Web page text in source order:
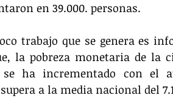
en 39.000. personas.
trabajo que se genera es
la pobreza monetaria de la
ha incrementado con el
a la media nacional del